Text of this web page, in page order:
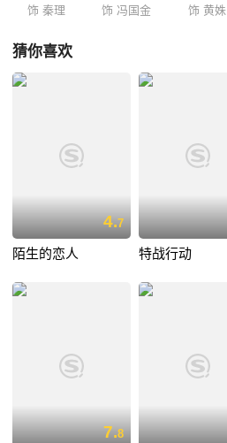
饰 秦理 饰 冯国金 饰 黄姝
猜你喜欢
4.7
陌生的恋人 特战行动
7.8